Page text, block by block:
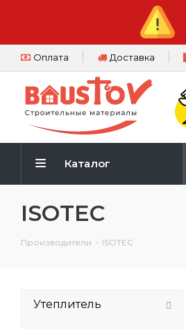
Оплата Доставка
Каталог
ISOTEC
Производители - ISOTEC
Утеплитель